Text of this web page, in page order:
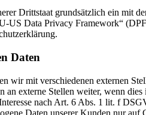
Drittstaat grundsätzlich ein mit
US Data Privacy Framework“
Daten
wir mit verschiedenen externen
an externe Stellen weiter, wenn
nach Art. 6 Abs. 1 lit. f
Daten unserer Kunden nur